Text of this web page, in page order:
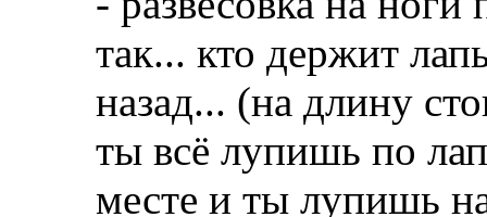
так... кто держит
назад... (на длину
ты всё лупишь по
месте и ты лупишь